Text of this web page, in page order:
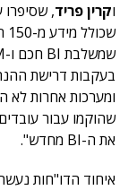
וקרין פריד,
ומערכות אחרות לא
שהוקמו עבור
את ה-BI מחדש".